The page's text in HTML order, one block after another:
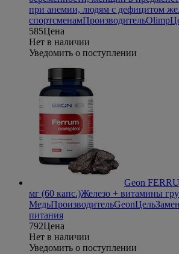
при анемии, людям с дефицитом
спортсменамПроизводительOlimp
585Цена
Нет в наличии
Уведомить о поступлении
Geon
мг (60 капс.)Железо + витамины
МедьПроизводительGeonЦель
питания
792Цена
Нет в наличии
Уведомить о поступлении